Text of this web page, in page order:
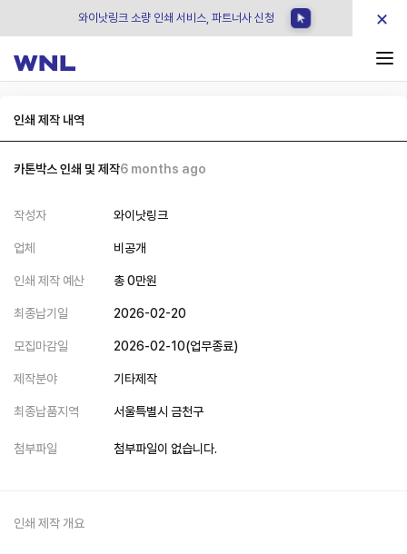
와이낫링크 소량 인쇄 서비스, 파트너사 신청 ×
인쇄 제작 내역
카톤박스 인쇄 및 제작6 months ago
작성자 와이낫링크
업체 비공개
인쇄 제작 예산 총0만원
최종납기일 2026-02-20
모집마감일 2026-02-10(업무종료)
제작분야 기타제작
최종납품지역 서울특별시 금천구
첨부파일 첨부파일이 없습니다.
인쇄 제작 개요